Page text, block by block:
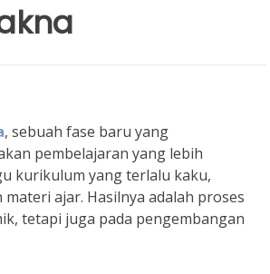
, sebuah fase baru yang
pembelajaran yang lebih
kurikulum yang terlalu kaku,
ajar. Hasilnya adalah proses
tetapi juga pada pengembangan